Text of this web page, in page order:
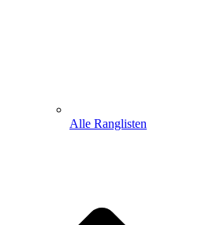
Alle Ranglisten